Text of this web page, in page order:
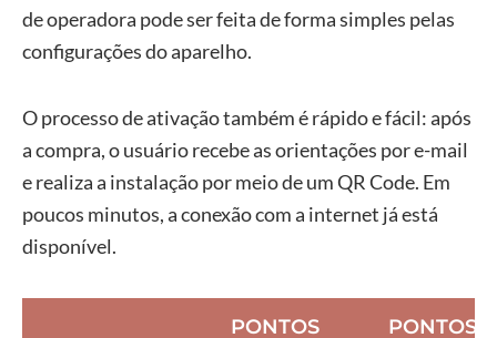
de operadora pode ser feita de forma simples pelas
configurações do aparelho.
O processo de ativação também é rápido e fácil: após
a compra, o usuário recebe as orientações por e-mail
e realiza a instalação por meio de um QR Code. Em
poucos minutos, a conexão com a internet já está
disponível.
PONTOS PONTOS